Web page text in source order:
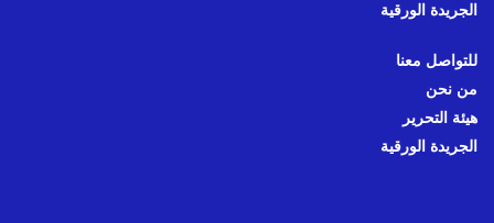
الجريدة الورقية
للتواصل معنا
من نحن
هيئة التحرير
الجريدة الورقية